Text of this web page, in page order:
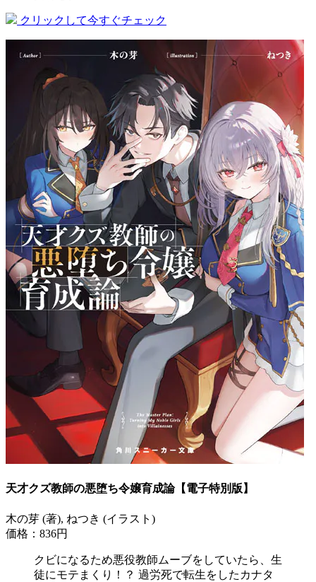
クリックして今すぐチェック
天才クズ教師の悪堕ち令嬢育成論【電子特別版】
木の芽 (著), ねつき (イラスト)
価格：836円
クビになるため悪役教師ムーブをしていたら、生
徒にモテまくり！？ 過労死で転生をしたカナタ